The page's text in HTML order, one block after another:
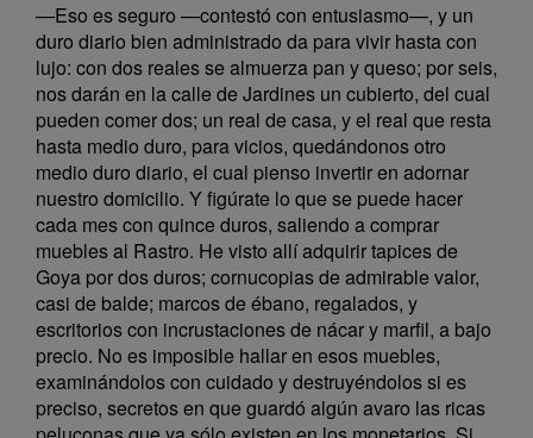
—Eso es seguro —contestó con entusiasmo—, y un
duro diario bien administrado da para vivir hasta con
lujo: con dos reales se almuerza pan y queso; por seis,
nos darán en la calle de Jardines un cubierto, del cual
pueden comer dos; un real de casa, y el real que resta
hasta medio duro, para vicios, quedándonos otro
medio duro diario, el cual pienso invertir en adornar
nuestro domicilio. Y figúrate lo que se puede hacer
cada mes con quince duros, saliendo a comprar
muebles al Rastro. He visto allí adquirir tapices de
Goya por dos duros; cornucopias de admirable valor,
casi de balde; marcos de ébano, regalados, y
escritorios con incrustaciones de nácar y marfil, a bajo
precio. No es imposible hallar en esos muebles,
examinándolos con cuidado y destruyéndolos si es
preciso, secretos en que guardó algún avaro las ricas